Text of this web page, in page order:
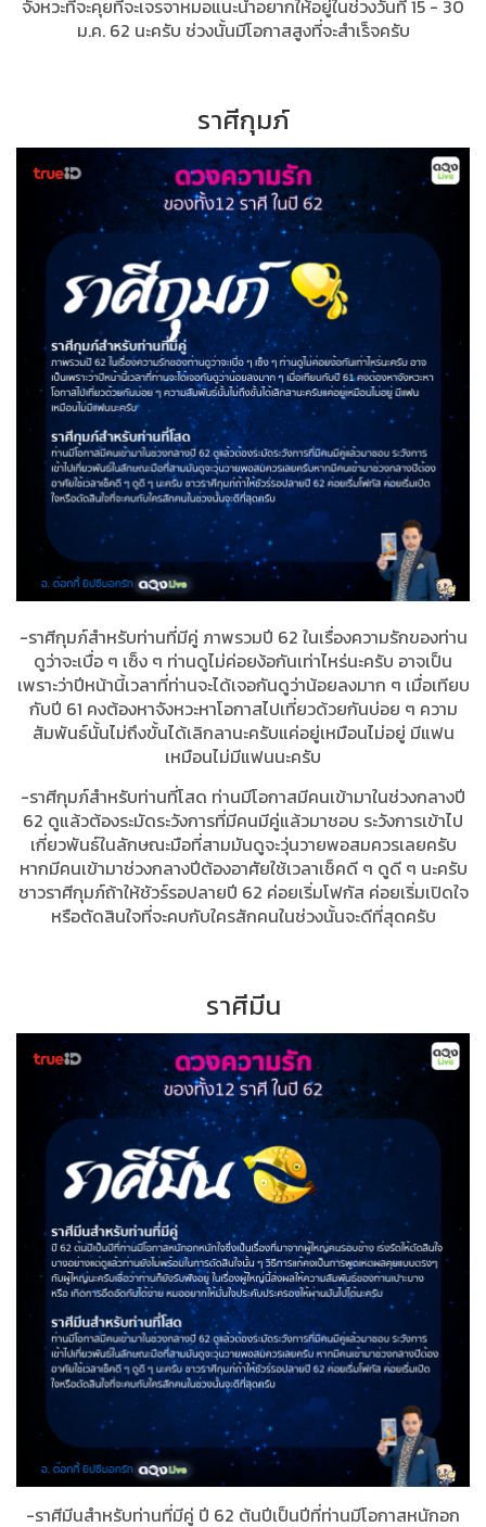
จังหวะที่จะคุยที่จะเจรจาหมอแนะนำอยากให้อยู่ในช่วงวันที่ 15 - 30
ม.ค. 62 นะครับ ช่วงนั้นมีโอกาสสูงที่จะสำเร็จครับ
ราศีกุมภ์
-ราศีกุมภ์สำหรับท่านที่มีคู่ ภาพรวมปี 62 ในเรื่องความรักของท่าน
ดูว่าจะเบื่อ ๆ เซ็ง ๆ ท่านดูไม่ค่อยง้อกันเท่าไหร่นะครับ อาจเป็น
เพราะว่าปีหน้านี้เวลาที่ท่านจะได้เจอกันดูว่าน้อยลงมาก ๆ เมื่อเทียบ
กับปี 61 คงต้องหาจังหวะหาโอกาสไปเที่ยวด้วยกันบ่อย ๆ ความ
สัมพันธ์นั้นไม่ถึงขั้นได้เลิกลานะครับแค่อยู่เหมือนไม่อยู่ มีแฟน
เหมือนไม่มีแฟนนะครับ
-ราศีกุมภ์สำหรับท่านที่โสด ท่านมีโอกาสมีคนเข้ามาในช่วงกลางปี
62 ดูแล้วต้องระมัดระวังการที่มีคนมีคู่แล้วมาชอบ ระวังการเข้าไป
เกี่ยวพันธ์ในลักษณะมือที่สามมันดูจะวุ่นวายพอสมควรเลยครับ
หากมีคนเข้ามาช่วงกลางปีต้องอาศัยใช้เวลาเช็คดี ๆ ดูดี ๆ นะครับ
ชาวราศีกุมภ์ถ้าให้ชัวร์รอปลายปี 62 ค่อยเริ่มโฟกัส ค่อยเริ่มเปิดใจ
หรือตัดสินใจที่จะคบกับใครสักคนในช่วงนั้นจะดีที่สุดครับ
ราศีมีน
-ราศีมีนสำหรับท่านที่มีคู่ ปี 62 ต้นปีเป็นปีที่ท่านมีโอกาสหนักอก